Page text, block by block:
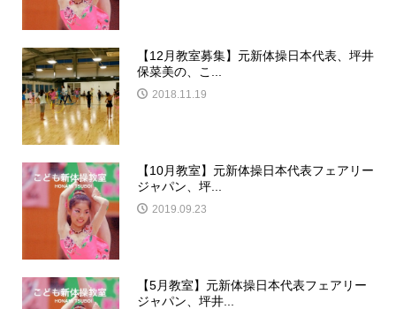
【12月教室募集】元新体操日本代表、坪井
保菜美の、こ...
2018.11.19
【10月教室】元新体操日本代表フェアリー
ジャパン、坪...
2019.09.23
【5月教室】元新体操日本代表フェアリー
ジャパン、坪井...